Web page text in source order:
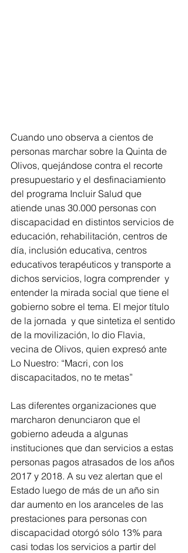
Cuando uno observa a cientos de
personas marchar sobre la Quinta de
Olivos, quejándose contra el recorte
presupuestario y el desfinaciamiento
del programa Incluir Salud que
atiende unas 30.000 personas con
discapacidad en distintos servicios de
educación, rehabilitación, centros de
día, inclusión educativa, centros
educativos terapéuticos y transporte a
dichos servicios, logra comprender  y
entender la mirada social que tiene el
gobierno sobre el tema. El mejor título
de la jornada  y que sintetiza el sentido
de la movilización, lo dio Flavia,
vecina de Olivos, quien expresó ante
Lo Nuestro: “Macri, con los
discapacitados, no te metas”
Las diferentes organizaciones que
marcharon denunciaron que el
gobierno adeuda a algunas
instituciones que dan servicios a estas
personas pagos atrasados de los años
2017 y 2018. A su vez alertan que el
Estado luego de más de un año sin
dar aumento en los aranceles de las
prestaciones para personas con
discapacidad otorgó sólo 13% para
casi todas los servicios a partir del